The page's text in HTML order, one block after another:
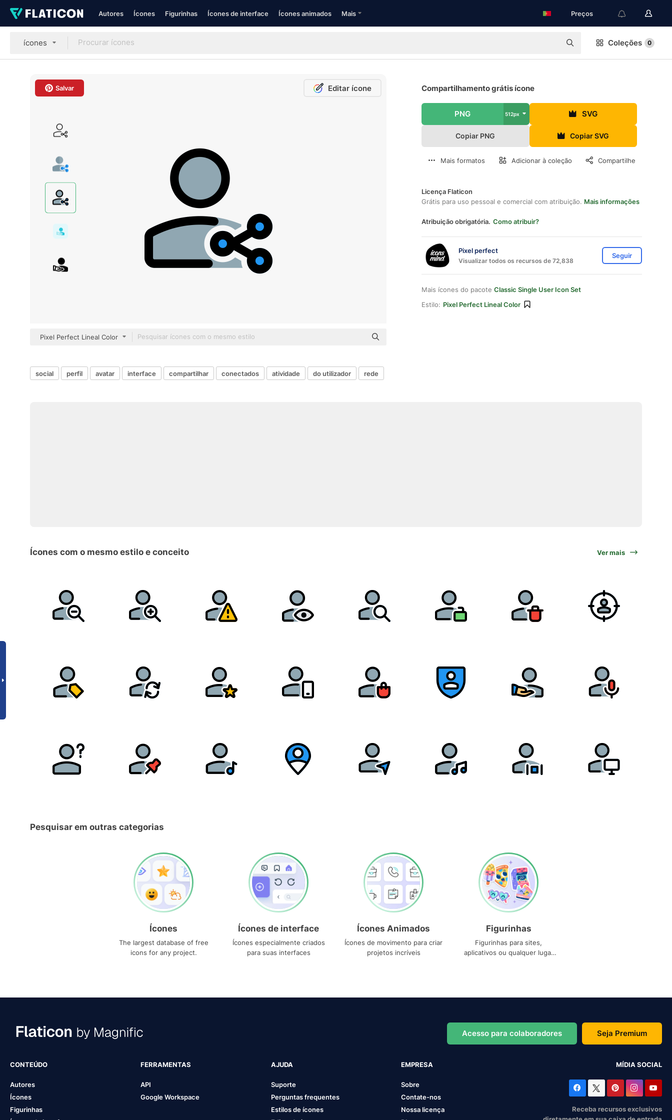
Autores Ícones Figurinhas Ícones de interface Ícones animados Mais Preços
ícones Coleções 0
Salvar Editar ícone
Pixel Perfect Lineal Color
Compartilhamento grátis ícone
PNG 512px SVG
Copiar PNG Copiar SVG
Mais formatos Adicionar à coleção Compartilhe
Licença Flaticon
Grátis para uso pessoal e comercial com atribuição. Mais informações
Atribuição obrigatória. Como atribuir?
Pixel perfect
Visualizar todos os recursos de 72,838
Seguir
Mais ícones do pacote Classic Single User Icon Set
Estilo: Pixel Perfect Lineal Color
social perfil avatar interface compartilhar conectados atividade do utilizador rede
Ícones com o mesmo estilo e conceito Ver mais
Pesquisar em outras categorias
Ícones
The largest database of free
icons for any project.
Ícones de interface
Ícones especialmente criados
para suas interfaces
Ícones Animados
Ícones de movimento para criar
projetos incríveis
Figurinhas
Figurinhas para sites,
aplicativos ou qualquer lugar
Acesso para colaboradores Seja Premium
CONTEÚDO
Autores
Ícones
Figurinhas
FERRAMENTAS
API
Google Workspace
AJUDA
Suporte
Perguntas frequentes
Estilos de ícones
EMPRESA
Sobre
Contate-nos
Nossa licença
MÍDIA SOCIAL
Receba recursos exclusivos